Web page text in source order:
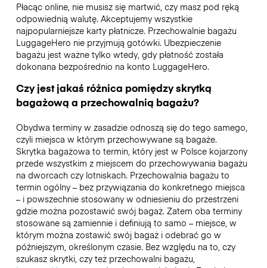
Płacąc online, nie musisz się martwić, czy masz pod ręką
odpowiednią walutę. Akceptujemy wszystkie
najpopularniejsze karty płatnicze. Przechowalnie bagażu
LuggageHero nie przyjmują gotówki. Ubezpieczenie
bagażu jest ważne tylko wtedy, gdy płatność została
dokonana bezpośrednio na konto LuggageHero.
Czy jest jakaś różnica pomiędzy skrytką
bagażową a przechowalnią bagażu?
Obydwa terminy w zasadzie odnoszą się do tego samego,
czyli miejsca w którym przechowywane są bagaże.
Skrytka bagażowa to termin, który jest w Polsce kojarzony
przede wszystkim z miejscem do przechowywania bagażu
na dworcach czy lotniskach. Przechowalnia bagażu to
termin ogólny – bez przywiązania do konkretnego miejsca
– i powszechnie stosowany w odniesieniu do przestrzeni
gdzie można pozostawić swój bagaż. Zatem oba terminy
stosowane są zamiennie i definiują to samo – miejsce, w
którym można zostawić swój bagaż i odebrać go w
późniejszym, określonym czasie. Bez względu na to, czy
szukasz skrytki, czy też przechowalni bagażu,